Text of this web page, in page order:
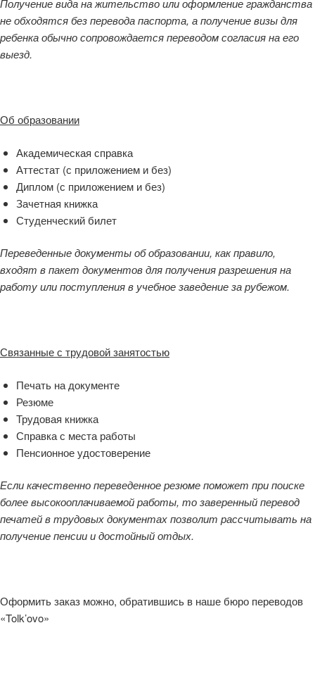
Получение вида на жительство или оформление гражданства
не обходятся без перевода паспорта, а получение визы для
ребенка обычно сопровождается переводом согласия на его
выезд.
Об образовании
Академическая справка
Аттестат (с приложением и без)
Диплом (с приложением и без)
Зачетная книжка
Студенческий билет
Переведенные документы об образовании, как правило,
входят в пакет документов для получения разрешения на
работу или поступления в учебное заведение за рубежом.
Связанные с трудовой занятостью
Печать на документе
Резюме
Трудовая книжка
Справка с места работы
Пенсионное удостоверение
Если качественно переведенное резюме поможет при поиске
более высокооплачиваемой работы, то заверенный перевод
печатей в трудовых документах позволит рассчитывать на
получение пенсии и достойный отдых.
Оформить заказ можно, обратившись в наше бюро переводов
«Tolk’ovo»